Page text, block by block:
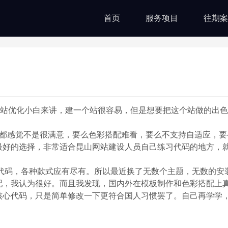
首页 服务项目 往期
化小白来讲，建一个站很容易，但是想要把这个站做的出
觉不是很满意，要么色彩搭配难看，要么不支持自适应，
的选择，非常适合昆山网站建设人员自己练习代码的地方，
，各种款式应有尽有。所以最近换了无数个主题，无数的安
我认为很好。而且我发现，国内外在模板制作和色彩搭配上
代码，只是简单修改一下更符合国人习惯罢了。自己再学学